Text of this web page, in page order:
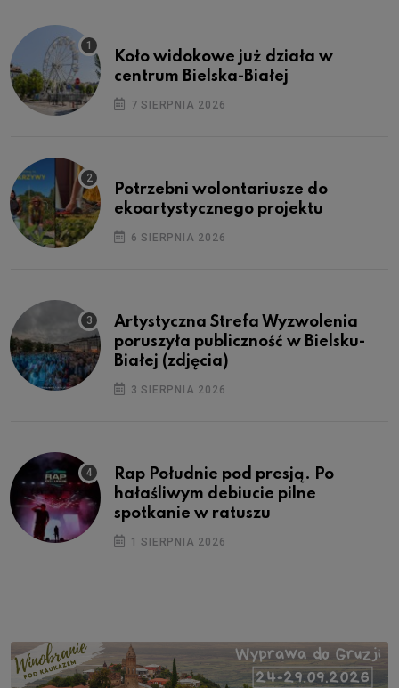
Koło widokowe już działa w
centrum Bielska-Białej
7 SIERPNIA 2026
Potrzebni wolontariusze do
ekoartystycznego projektu
6 SIERPNIA 2026
Artystyczna Strefa Wyzwolenia
poruszyła publiczność w Bielsku-
Białej (zdjęcia)
3 SIERPNIA 2026
Rap Południe pod presją. Po
hałaśliwym debiucie pilne
spotkanie w ratuszu
1 SIERPNIA 2026